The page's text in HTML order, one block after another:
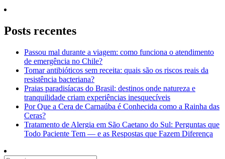
Posts recentes
Passou mal durante a viagem: como funciona o atendimento
de emergência no Chile?
Tomar antibióticos sem receita: quais são os riscos reais da
resistência bacteriana?
Praias paradisíacas do Brasil: destinos onde natureza e
tranquilidade criam experiências inesquecíveis
Por Que a Cera de Carnaúba é Conhecida como a Rainha das
Ceras?
Tratamento de Alergia em São Caetano do Sul: Perguntas que
Todo Paciente Tem — e as Respostas que Fazem Diferença